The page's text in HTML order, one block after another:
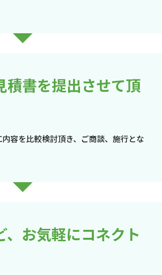
積書を提出させて頂
容を比較検討頂き、ご商談、施行とな
お気軽にコネクト